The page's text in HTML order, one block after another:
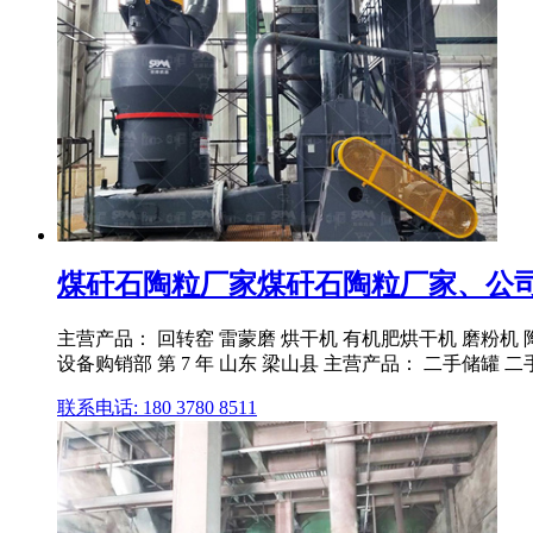
煤矸石陶粒厂家煤矸石陶粒厂家、公
主营产品： 回转窑 雷蒙磨 烘干机 有机肥烘干机 磨粉
设备购销部 第 7 年 山东 梁山县 主营产品： 二手储罐 二
联系电话: 180 3780 8511